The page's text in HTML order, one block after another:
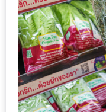
ส่วน
ตัว
นโยบาย
ความ
เป็น
ส่วน